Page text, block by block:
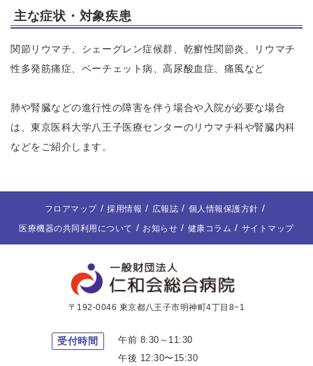
主な症状・対象疾患
関節リウマチ、シェーグレン症候群、乾癬性関節炎、リウマチ
性多発筋痛症、ベーチェット病、高尿酸血症、痛風など
肺や腎臓などの進行性の障害を伴う場合や入院が必要な場合
は、東京医科大学八王子医療センターのリウマチ科や腎臓内科
などをご紹介します。
フロアマップ 採用情報 広報誌
個人情報保護方針
医療機器の共同利用について
お知らせ 健康コラム サイトマップ
〒192-0046 東京都八王子市明神町4丁目8−1
受付時間
午前 8:30～11:30
午後 12:30〜15:30